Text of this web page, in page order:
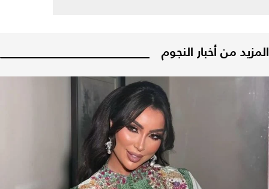
المزيد من أخبار النجوم